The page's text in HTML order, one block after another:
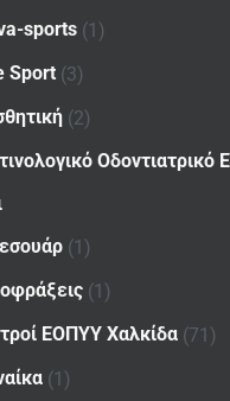
sports (1)
Sport (3)
(2)
Οδοντιατρικό
(1)
(1)
ΕΟΠΥΥ Χαλκίδα (71)
(1)